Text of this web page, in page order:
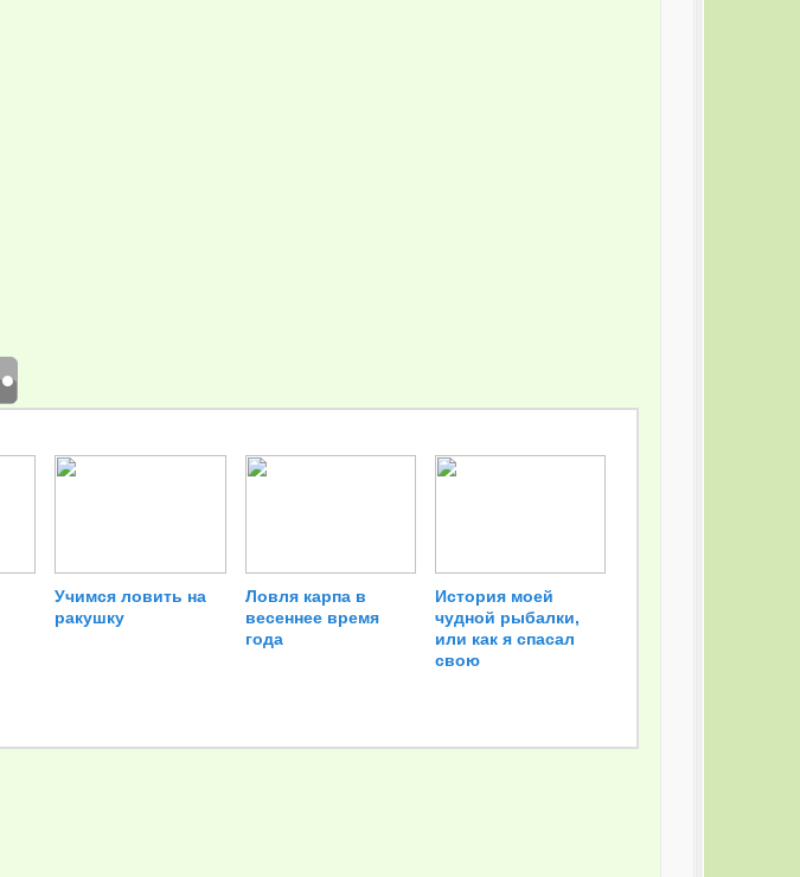
Учимся ловить на
ракушку
Ловля карпа в
весеннее время
года
История моей
чудной рыбалки,
или как я спасал
свою